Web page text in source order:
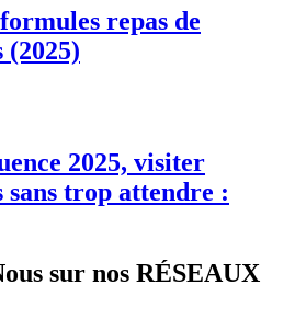
repas de
(2025)
2025, visiter
trop attendre :
sur nos RÉSEAUX